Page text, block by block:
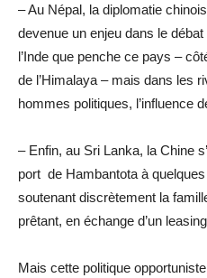
– Au Népal, la diplomatie
devenue un enjeu dans le
l’Inde que penche ce pays –
de l’Himalaya – mais dans les
hommes politiques, l’influence
– Enfin, au Sri Lanka, la Chine
port de Hambantota à
soutenant discrètement la
prêtant, en échange d’un
Mais cette politique